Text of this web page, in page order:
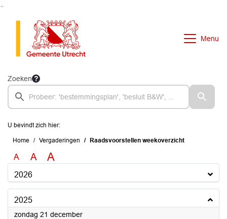
Menu
Zoeken
U bevindt zich hier:
Home Vergaderingen Raadsvoorstellen weekoverzicht
A A A
2026
2025
zondag 21 december2025